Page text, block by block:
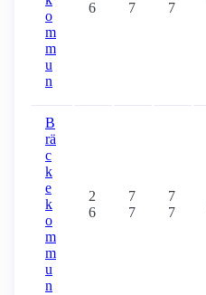
o
m
m
u
n
6
7
7
B
rä
c
k
e
k
o
m
m
u
n
2
6
7
7
7
7